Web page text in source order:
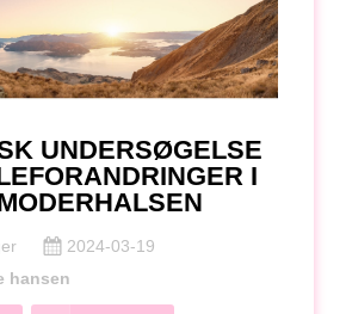
UNDERSØGELSE
I
2024-03-19
hansen